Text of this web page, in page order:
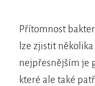
Přítomnost
lze zjistit
nejpřesnějším je
které ale také